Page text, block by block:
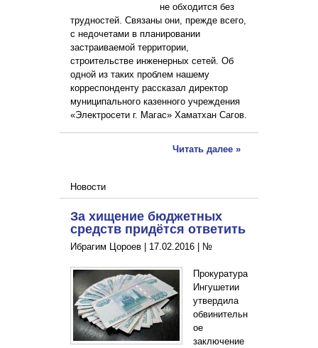
не обходится без
трудностей. Связаны они, прежде всего,
с недочетами в планировании
застраиваемой территории,
строительстве инженерных сетей. Об
одной из таких проблем нашему
корреспонденту рассказал директор
муниципального казенного учреждения
«Электросети г. Магас» Хаматхан Сагов.
Читать далее »
Новости
За хищение бюджетных
средств придётся ответить
Ибрагим Цороев | 17.02.2016 №
Прокуратура
Ингушетии
утвердила
обвинительн
ое
заключение